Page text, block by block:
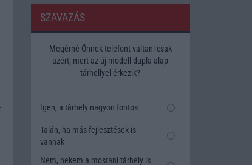
SZAVAZÁS
Megérné Önnek telefont váltani csak
azért, mert az új modell dupla alap
tárhellyel érkezik?
Igen, a tárhely nagyon fontos
Talán, ha más fejlesztések is
vannak
Nem, nekem a mostani tárhely is